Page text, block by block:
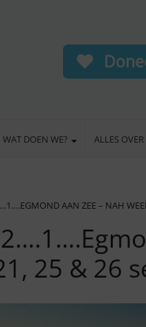
WAT DOEN WE? ALLES
AAN ZEE – NAH
25 & 26